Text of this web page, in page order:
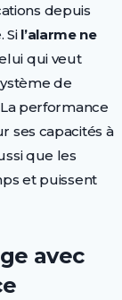
depuis
Si l’alarme ne
qui veut
de
performance
ses capacités à
que les
et puissent
avec